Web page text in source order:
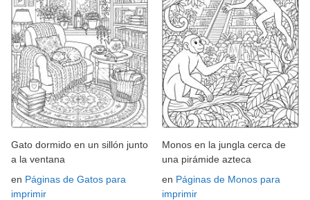
Gato dormido en un sillón junto
a la ventana
en Páginas de Gatos para
imprimir
Monos en la jungla cerca de
una pirámide azteca
en Páginas de Monos para
imprimir